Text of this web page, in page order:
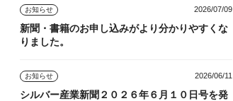
お知らせ 2026/07/09
新聞・書籍のお申し込みがより分かりやすくな
りました。
お知らせ 2026/06/11
シルバー産業新聞２０２６年６月１０日号を発